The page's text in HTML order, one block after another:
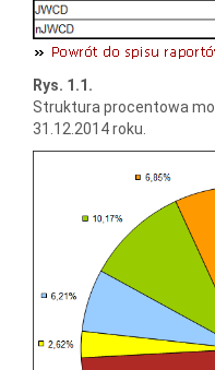
Rys. 1.1.
Struktura procentowa
31.12.2014 roku.